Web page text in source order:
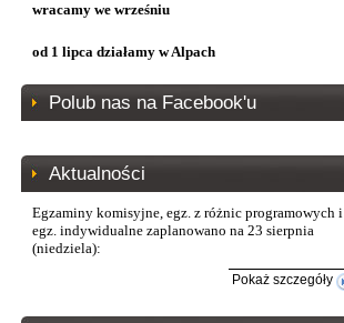
wracamy we wrześniu
od 1 lipca działamy w Alpach
Polub nas na Facebook'u
Aktualności
Egzaminy komisyjne, egz. z różnic programowych i
egz. indywidualne zaplanowano na 23 sierpnia
(niedziela):
Pokaż szczegóły